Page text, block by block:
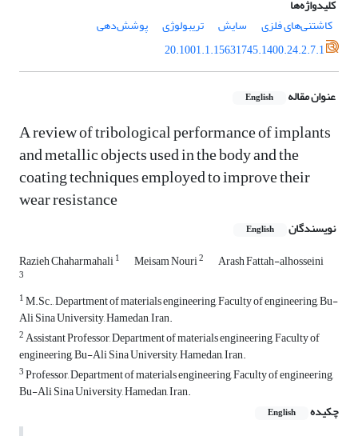
کلیدواژه‌ها
کاشتنی‌های فلزی
سایش تریبولوژی
پوشش‌دهی
20.1001.1.15631745.1400.24.2.7.1
عنوان مقاله English
A review of tribological performance of implants
and metallic objects used in the body and the
coating techniques employed to improve their
wear resistance
نویسندگان English
Razieh Chaharmahali1 Meisam Nouri2 Arash Fattah-alhosseini
3
1M.Sc., Department of materials engineering, Faculty of engineering, Bu-
Ali Sina University, Hamedan, Iran.
2Assistant Professor, Department of materials engineering, Faculty of
engineering, Bu-Ali Sina University, Hamedan, Iran.
3Professor, Department of materials engineering, Faculty of engineering,
Bu-Ali Sina University, Hamedan, Iran.
چکیده
English